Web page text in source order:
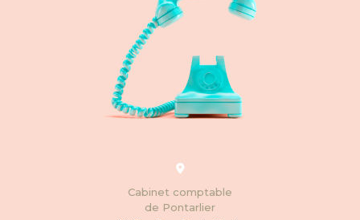
Cabinet comptable
de Pontarlier